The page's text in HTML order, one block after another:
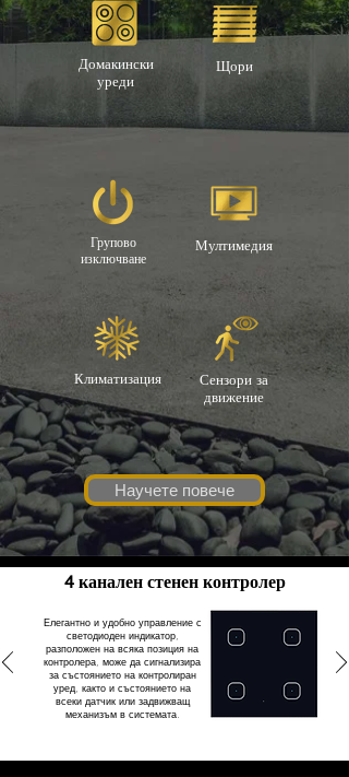
Щори
Домакински
уреди
Групово
изключване
Мултимедия
Климатизация
Сензори за
движение
Научете повече
4 канален стенен контролер
Елегантно и удобно управление с
светодиоден индикатор,
разположен на всяка позиция на
контролера, може да сигнализира
за състоянието на контролиран
уред, както и състоянието на
всеки датчик или задвижващ
механизъм в системата.